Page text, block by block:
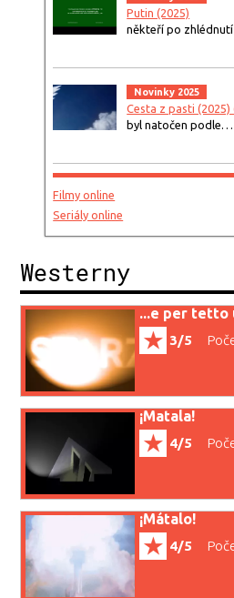
Putin (2025)
někteří po
Novinky 2025
Cesta z pasti (2025)
byl natočen podle…
Filmy online
Seriály online
Westerny
...e per tetto
3/5
¡Matala!
4/5
¡Mátalo!
4/5